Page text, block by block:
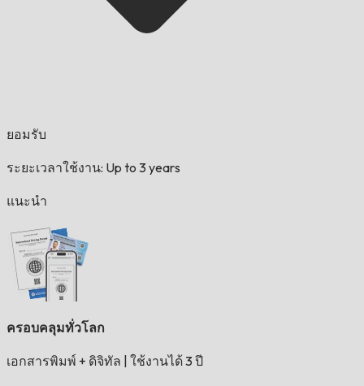
ยอมรับ
ระยะเวลาใช้งาน: Up to 3 years
แนะนำ
ครอบคลุมทั่วโลก
เอกสารพิมพ์ + ดิจิทัล ใช้งานได้ 3 ปี